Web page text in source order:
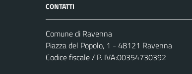
CONTATTI
Comune di Ravenna
Piazza del Popolo, 1 - 48121 Ravenna
Codice fiscale / P. IVA:00354730392